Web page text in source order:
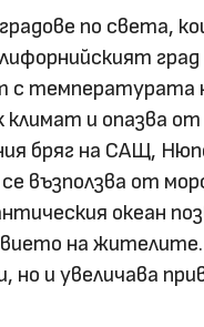
по света,
с температурата
климат и опазва
бряг на САЩ,
възползва от
океан
на
но и увеличава